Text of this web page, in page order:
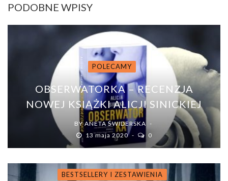
PODOBNE WPISY
POLECAMY
OBSERWATORKA – RECENZJA
NOWEJ KSIĄŻKI ALICJI SINICKIEJ
BYANETA ŚWIDERSKA
13 maja 2020
0
BESTSELLERY I ZESTAWIENIA